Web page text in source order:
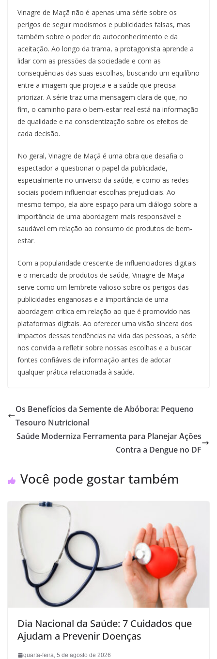
Vinagre de Maçã não é apenas uma série sobre os
perigos de seguir modismos e publicidades falsas, mas
também sobre o poder do autoconhecimento e da
aceitação. Ao longo da trama, a protagonista aprende a
lidar com as pressões da sociedade e com as
consequências das suas escolhas, buscando um equilíbrio
entre a imagem que projeta e a saúde que precisa
priorizar. A série traz uma mensagem clara de que, no
fim, o caminho para o bem-estar real está na informação
de qualidade e na conscientização sobre os efeitos de
cada decisão.
No geral, Vinagre de Maçã é uma obra que desafia o
espectador a questionar o papel da publicidade,
especialmente no universo da saúde, e como as redes
sociais podem influenciar escolhas prejudiciais. Ao
mesmo tempo, ela abre espaço para um diálogo sobre a
importância de uma abordagem mais responsável e
saudável em relação ao consumo de produtos de bem-
estar.
Com a popularidade crescente de influenciadores digitais
e o mercado de produtos de saúde, Vinagre de Maçã
serve como um lembrete valioso sobre os perigos das
publicidades enganosas e a importância de uma
abordagem crítica em relação ao que é promovido nas
plataformas digitais. Ao oferecer uma visão sincera dos
impactos dessas tendências na vida das pessoas, a série
nos convida a refletir sobre nossas escolhas e a buscar
fontes confiáveis de informação antes de adotar
qualquer prática relacionada à saúde.
Os Benefícios da Semente de Abóbora: Pequeno
Tesouro Nutricional
Saúde Moderniza Ferramenta para Planejar Ações
Contra a Dengue no DF
Você pode gostar também
Dia Nacional da Saúde: 7 Cuidados que
Ajudam a Prevenir Doenças
quarta-feira, 5 de agosto de 2026